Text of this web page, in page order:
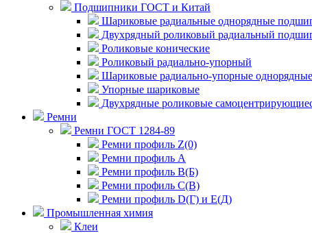
Подшипники ГОСТ и Китай
Шариковые радиальные однорядные
Двухрядный роликовый радиальный
Роликовые конические
Роликовый радиально-упорный
Шариковые радиально-упорные однорядные
Упорные шариковые
Двухрядные роликовые
Ремни
Ремни ГОСТ 1284-89
Ремни профиль Z(0)
Ремни профиль А
Ремни профиль В(Б)
Ремни профиль С(В)
Ремни профиль D(Г) и E(Д)
Промышленная химия
Клеи